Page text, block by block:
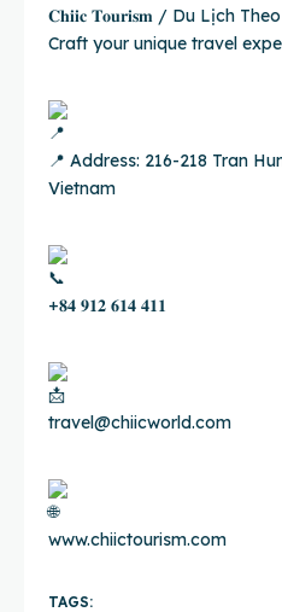
𝐂𝐡𝐢𝐢𝐜 𝐓𝐨𝐮𝐫𝐢𝐬𝐦 / Du Lịch
Craft your unique travel
📍 Address: 216-218 Tran
Vietnam
+𝟖𝟒 𝟗𝟏𝟐 𝟔𝟏𝟒 𝟒𝟏𝟏
travel@chiicworld.com
www.chiictourism.com
TAGS: